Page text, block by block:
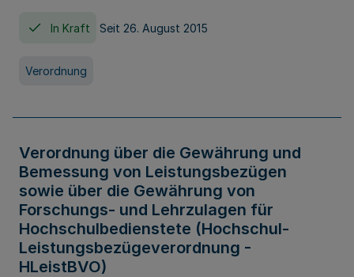
In Kraft Seit 26. August 2015
Verordnung
Verordnung über die Gewährung und
Bemessung von Leistungsbezügen
sowie über die Gewährung von
Forschungs- und Lehrzulagen für
Hochschulbedienstete (Hochschul-
Leistungsbezügeverordnung -
HLeistBVO)